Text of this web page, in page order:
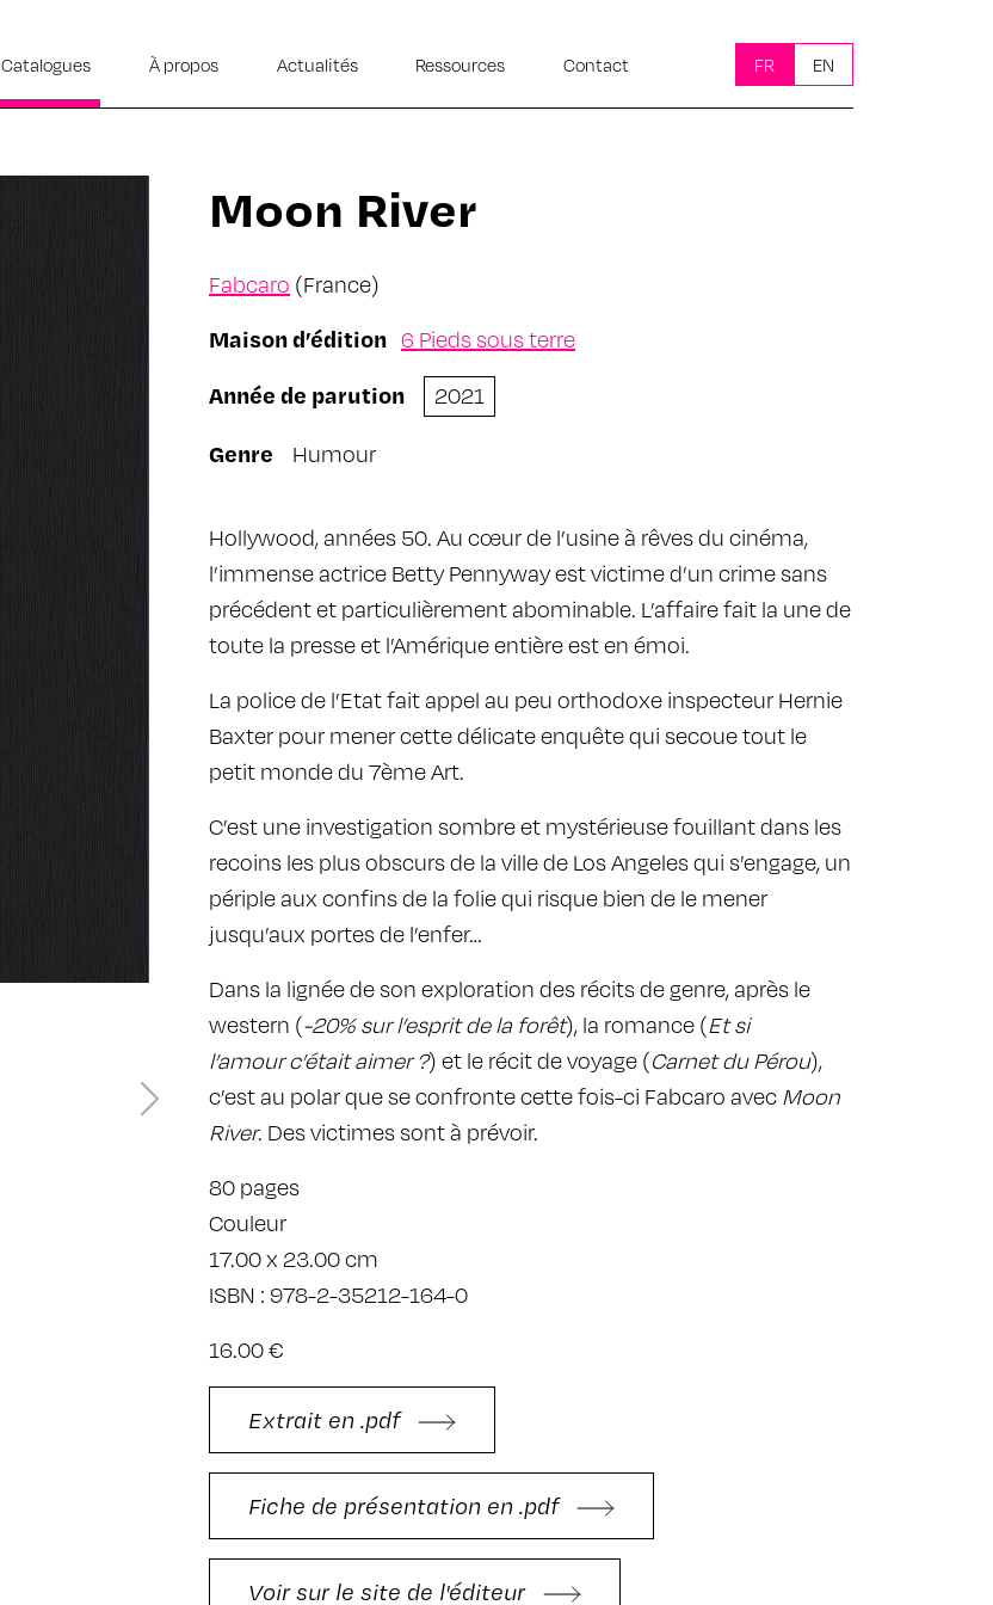
Catalogues À propos Actualités Ressources Contact FR EN
Moon River
Fabcaro (France)
Maison d’édition 6 Pieds sous terre
Année de parution
2021
Genre
Humour
Hollywood, années 50. Au cœur de l’usine à rêves du cinéma,
l’immense actrice Betty Pennyway est victime d’un crime sans
précédent et particulièrement abominable. L’affaire fait la une de
toute la presse et l’Amérique entière est en émoi.
La police de l’Etat fait appel au peu orthodoxe inspecteur Hernie
Baxter pour mener cette délicate enquête qui secoue tout le
petit monde du 7ème Art.
C’est une investigation sombre et mystérieuse fouillant dans les
recoins les plus obscurs de la ville de Los Angeles qui s’engage, un
périple aux confins de la folie qui risque bien de le mener
jusqu’aux portes de l’enfer…
Dans la lignée de son exploration des récits de genre, après le
western (-20% sur l’esprit de la forêt), la romance (Et si
l’amour c’était aimer ?) et le récit de voyage (Carnet du Pérou),
c’est au polar que se confronte cette fois-ci Fabcaro avec Moon
River. Des victimes sont à prévoir.
80 pages
Couleur
17.00 x 23.00 cm
ISBN : 978-2-35212-164-0
16.00 €
Extrait en .pdf
Fiche de présentation en .pdf
Voir sur le site de l'éditeur